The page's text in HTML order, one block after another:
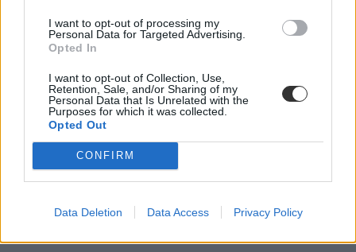
I want to opt-out of processing my
Personal Data for Targeted Advertising.
Opted In
I want to opt-out of Collection, Use,
Retention, Sale, and/or Sharing of my
Personal Data that Is Unrelated with the
Purposes for which it was collected.
Opted Out
CONFIRM
Data Deletion Data Access Privacy Policy
egyetem
felvételi
munkaerőpiac
jelentkezés
fizetés
ponthatár
jövedelem